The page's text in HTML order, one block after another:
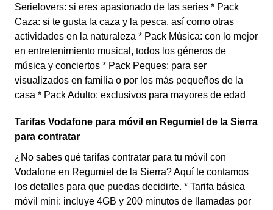
Serielovers: si eres apasionado de las series * Pack
Caza: si te gusta la caza y la pesca, así como otras
actividades en la naturaleza * Pack Música: con lo mejor
en entretenimiento musical, todos los géneros de
música y conciertos * Pack Peques: para ser
visualizados en familia o por los más pequeños de la
casa * Pack Adulto: exclusivos para mayores de edad
Tarifas Vodafone para móvil en Regumiel de la Sierra
para contratar
¿No sabes qué tarifas contratar para tu móvil con
Vodafone en Regumiel de la Sierra? Aquí te contamos
los detalles para que puedas decidirte. * Tarifa básica
móvil mini: incluye 4GB y 200 minutos de llamadas por